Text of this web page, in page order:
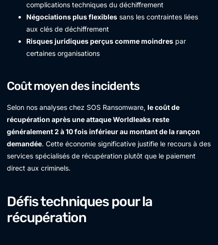
complications techniques du déchiffrement
Négociations plus flexibles sans les contraintes liées
aux clés de déchiffrement
Risques juridiques perçus comme moindres par
certaines organisations
Coût moyen des incidents
Selon nos analyses chez SOS Ransomware, le coût de
récupération après une attaque Worldleaks reste
généralement 2 à 10 fois inférieur au montant de la rançon
demandée. Cette économie significative justifie le recours à des
services spécialisés de récupération plutôt que le paiement
direct aux criminels.
Défis techniques pour la
récupération